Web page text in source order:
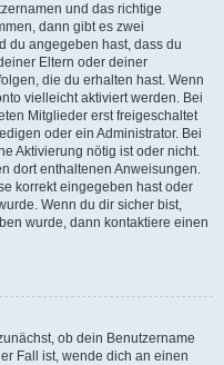
und das richtige
dann gibt es zwei
du angegeben hast, dass du
Eltern oder deiner
die du erhalten hast. Wenn
vielleicht aktiviert werden. Bei
Mitglieder erst freigeschaltet
oder ein Administrator. Bei
Aktivierung nötig ist oder nicht.
dort enthaltenen Anweisungen.
korrekt eingegeben hast oder
Wenn du dir sicher bist,
wurde, dann kontaktiere einen
ob dein Benutzername
Fall ist, wende dich an einen